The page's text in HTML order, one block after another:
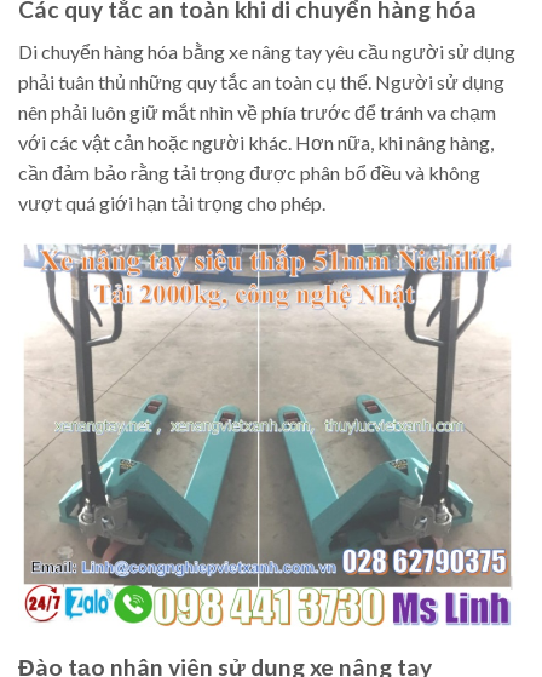
Các quy tắc an toàn khi di chuyển hàng hóa
Di chuyển hàng hóa bằng xe nâng tay yêu cầu người sử dụng
phải tuân thủ những quy tắc an toàn cụ thể. Người sử dụng
nên phải luôn giữ mắt nhìn về phía trước để tránh va chạm
với các vật cản hoặc người khác. Hơn nữa, khi nâng hàng,
cần đảm bảo rằng tải trọng được phân bổ đều và không
vượt quá giới hạn tải trọng cho phép.
Đào tạo nhân viên sử dụng xe nâng tay